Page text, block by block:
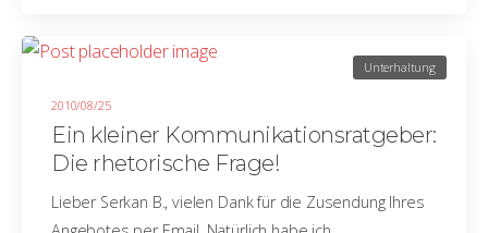
2010/08/25
Unterhaltung
Ein kleiner Kommunikationsratgeber:
Die rhetorische Frage!
Lieber Serkan B., vielen Dank für die Zusendung Ihres